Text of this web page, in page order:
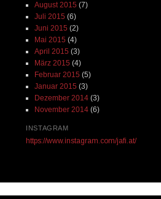
August 2015 (7)
Juli 2015 (6)
Juni 2015 (2)
Mai 2015 (4)
April 2015 (3)
März 2015 (4)
Februar 2015 (5)
Januar 2015 (3)
Dezember 2014(3)
November 2014(6)
INSTAGRAM
https://www.instagram.com/jafi.at/